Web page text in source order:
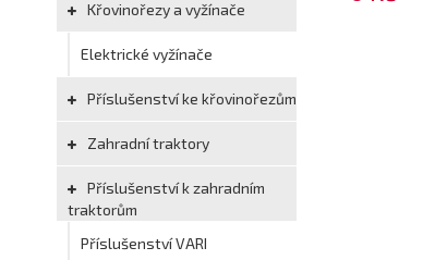
Křovinořezy a vyžínače
Elektrické vyžínače
Příslušenství ke křovinořezům
Zahradní traktory
Příslušenství k zahradním
traktorům
Příslušenství VARI